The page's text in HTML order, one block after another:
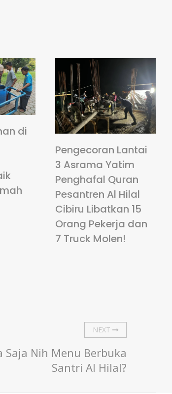
di
Pengecoran Lantai
3 Asrama Yatim
Penghafal Quran
Pesantren Al Hilal
Cibiru Libatkan 15
Orang Pekerja dan
7 Truck Molen!
NEXT
Saja Nih Menu Berbuka
Santri Al Hilal?